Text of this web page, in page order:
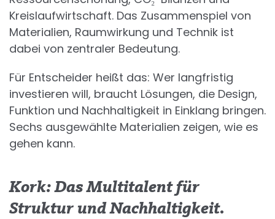
Kreislaufwirtschaft. Das Zusammenspiel von
Materialien, Raumwirkung und Technik ist
dabei von zentraler Bedeutung.
Für Entscheider heißt das: Wer langfristig
investieren will, braucht Lösungen, die Design,
Funktion und Nachhaltigkeit in Einklang bringen.
Sechs ausgewählte Materialien zeigen, wie es
gehen kann.
Kork: Das Multitalent für
Struktur und Nachhaltigkeit.